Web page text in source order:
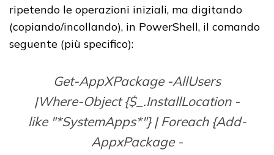
ripetendo le operazioni iniziali, ma digitando
(copiando/incollando), in PowerShell, il comando
seguente (più specifico):
Get-AppXPackage -AllUsers
|Where-Object {$_.InstallLocation -
like "*SystemApps*"} | Foreach {Add-
AppxPackage -